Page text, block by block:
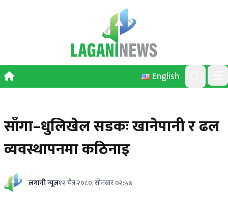
English
Search
साँगा–धुलिखेल सडकः खानेपानी र ढल
व्यवस्थापनमा कठिनाइ
लगानी न्यूज१२ चैत्र २०८०, सोमबार ०२:५७